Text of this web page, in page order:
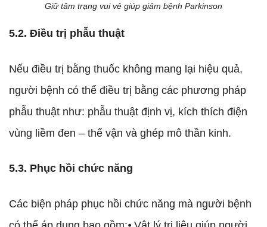
Giữ tâm trạng vui vẻ giúp giảm bệnh Parkinson
5.2. Điều trị phẫu thuật
Nếu điều trị bằng thuốc không mang lại hiệu quả,
người bệnh có thể điều trị bằng các phương pháp
phẫu thuật như: phẫu thuật định vị, kích thích điện
vùng liềm đen – thể vận và ghép mô thần kinh.
5.3. Phục hồi chức năng
Các biện pháp phục hồi chức năng mà người bệnh